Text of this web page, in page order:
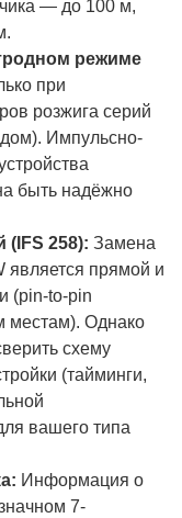
— до 100 м,
режиме
при
розжига серий
Импульсно-
быть надёжно
(IFS 258): Замена
является прямой и
(pin-to-pin
местам). Однако
схему
(тайминги,
вашего типа
Информация о
7-